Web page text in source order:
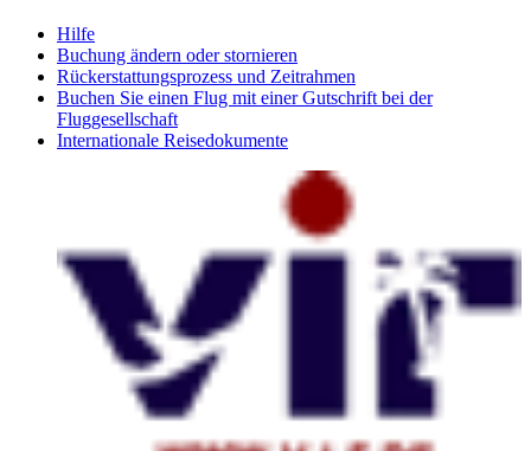
Hilfe
Buchung ändern oder stornieren
Rückerstattungsprozess und Zeitrahmen
Buchen Sie einen Flug mit einer Gutschrift bei der
Fluggesellschaft
Internationale Reisedokumente